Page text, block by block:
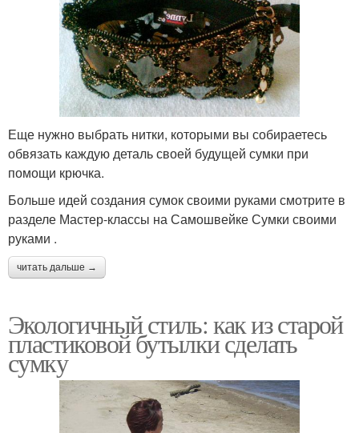
Еще нужно выбрать нитки, которыми вы собираетесь
обвязать каждую деталь своей будущей сумки при
помощи крючка.
Больше идей создания сумок своими руками смотрите в
разделе Мастер-классы на Самошвейке Сумки своими
руками .
читать дальше →
Экологичный стиль: как из старой
пластиковой бутылки сделать
сумку